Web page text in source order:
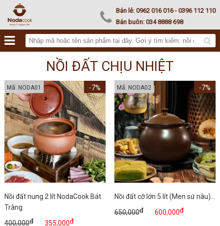
Noda Kamado Bán lẻ:0962 016 016 - 0396 112 110
Bán buôn:034 8888 698
NỒI ĐẤT CHỊU NHIỆT
Nồi đất nung 2 lít NodaCook Bát
Tràng
400,000đ 355,000đ
-7%
Mã: NODA01
Nồi đất cỡ lớn 5 lít (Men sứ nâu)...
650,000đ 600,000đ
-7%
Mã: NODA02